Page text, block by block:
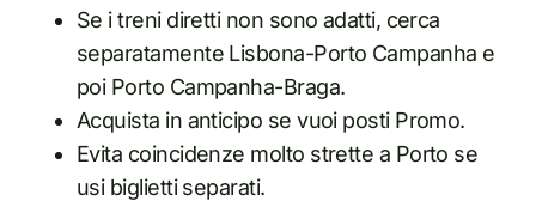
Se i treni diretti non sono adatti, cerca
separatamente Lisbona-Porto Campanha e
poi Porto Campanha-Braga.
Acquista in anticipo se vuoi posti Promo.
Evita coincidenze molto strette a Porto se
usi biglietti separati.